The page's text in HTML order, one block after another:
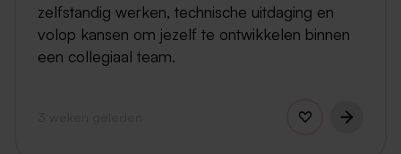
zelfstandig werken, technische uitdaging en
volop kansen om jezelf te ontwikkelen binnen
een collegiaal team.